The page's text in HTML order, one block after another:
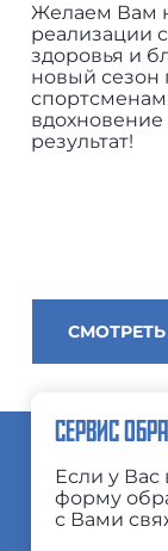
Желаем Вам
реализации
здоровья и
новый сезон
вдохновение
результат!
СЕРВИС
Если у
форму
с Вами